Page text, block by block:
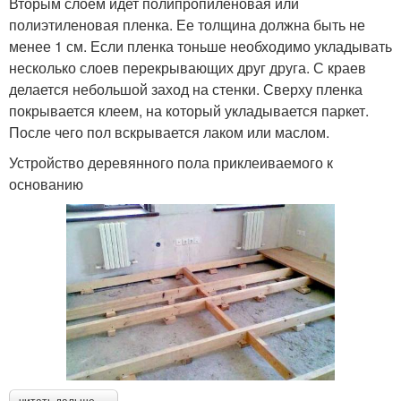
полиэтиленовая пленка. Ее толщина должна быть не
менее 1 см. Если пленка тоньше необходимо укладывать
несколько слоев перекрывающих друг друга. С краев
делается небольшой заход на стенки. Сверху пленка
покрывается клеем, на который укладывается паркет.
После чего пол вскрывается лаком или маслом.
Устройство деревянного пола приклеиваемого к
основанию